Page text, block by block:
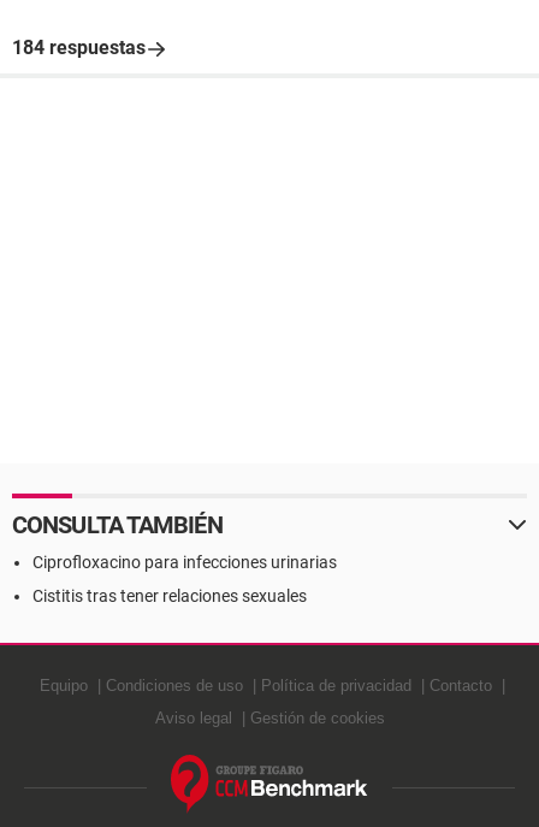
184 respuestas
CONSULTA TAMBIÉN
Ciprofloxacino para infecciones urinarias
Cistitis tras tener relaciones sexuales
Equipo Condiciones de uso Política de privacidad
Contacto
Aviso legal
Gestión de cookies